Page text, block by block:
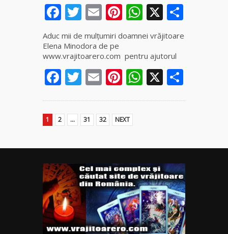
Facebook
Twitter
EmailPinterest
WhatsApp
X
Aduc mii de mulţumiri doamnei vrăjitoare
Elena Minodora de pe
www.vrajitoarero.com pentru ajutorul
Facebook
Twitter
EmailPinterest
WhatsApp
X
1 2 … 31 32 NEXT